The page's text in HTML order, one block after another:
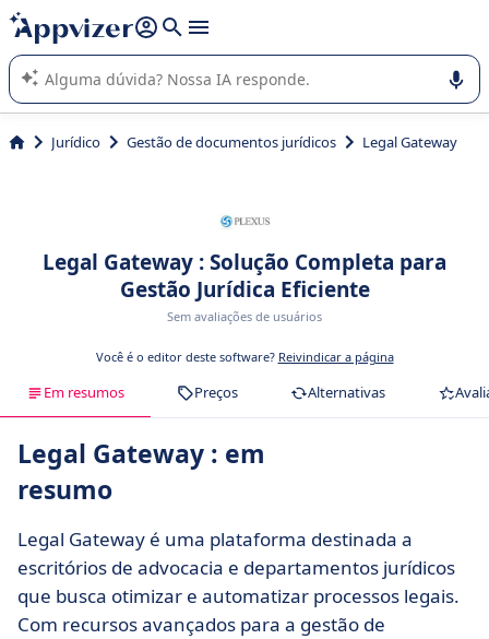
de nossa IA (várias linhas com
A IA do Appvizer o orienta no uso ou na seleção de software
SaaS para sua empresa.
Jurídico Gestão de documentos jurídicos Legal Gateway
Legal Gateway : Solução Completa para
Gestão Jurídica Eficiente
Sem avaliações de usuários
Você é o editor deste software? Reivindicar a página
Em resumos Preços Alternativas
Legal Gateway : em
resumo
Legal Gateway é uma plataforma destinada a
escritórios de advocacia e departamentos jurídicos
que busca otimizar e automatizar processos legais.
Com recursos avançados para a gestão de